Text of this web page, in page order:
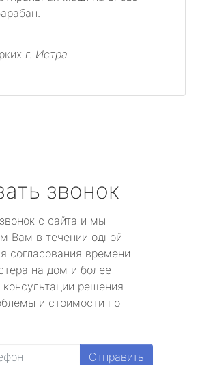
г. Истра
звонок
с сайта и мы
Вам в течении одной
согласования времени
на дом и более
консультации решения
и стоимости по
Отправить